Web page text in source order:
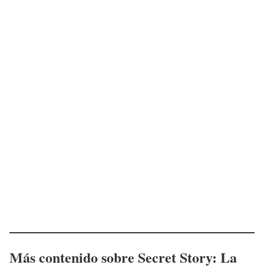
Más contenido sobre Secret Story: La